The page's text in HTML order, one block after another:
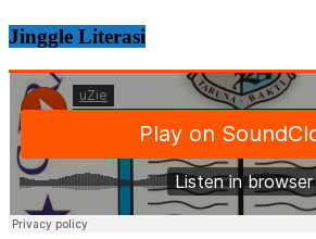
Jinggle Literasi